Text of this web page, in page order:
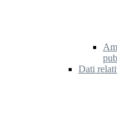
Dati